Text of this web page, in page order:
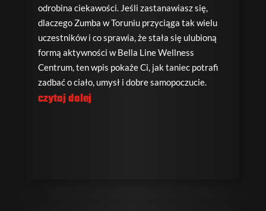
odrobina ciekawości. Jeśli zastanawiasz się,
dlaczego Zumba w Toruniu przyciąga tak wielu
uczestników i co sprawia, że stała się ulubioną
formą aktywności w Bella Line Wellness
Centrum, ten wpis pokaże Ci, jak taniec potrafi
zadbać o ciało, umysł i dobre samopoczucie.
czytaj dalej